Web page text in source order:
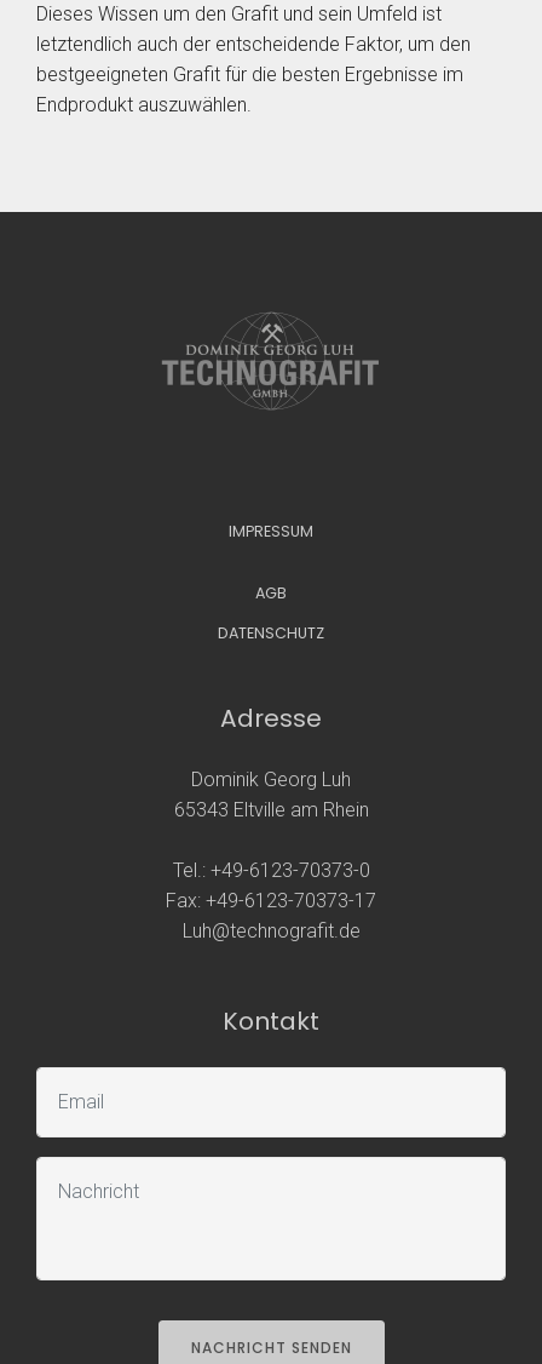
Dieses Wissen um den Grafit und sein Umfeld ist
letztendlich auch der entscheidende Faktor, um den
bestgeeigneten Grafit für die besten Ergebnisse im
Endprodukt auszuwählen.
IMPRESSUM
AGB
DATENSCHUTZ
Adresse
Dominik Georg Luh
65343 Eltville am Rhein
Tel.: +49-6123-70373-0
Fax: +49-6123-70373-17
Luh@technografit.de
Kontakt
NACHRICHT SENDEN